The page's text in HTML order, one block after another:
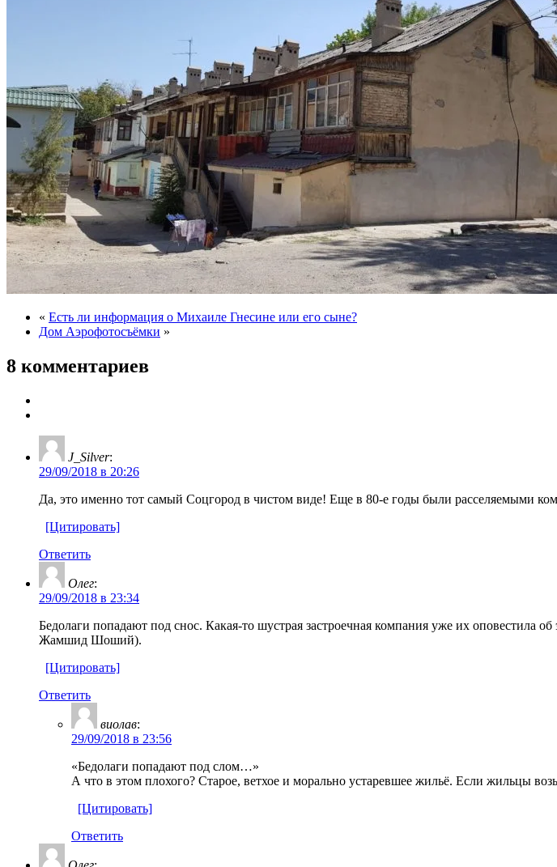
« Есть ли информация о Михаиле Гнесине или его сыне?
Дом Аэрофотосъёмки »
8 комментариев
J_Silver:
29/09/2018 в 20:26
Да, это именно тот самый Соцгород в чистом виде! Еще в 80-е годы были расселяемыми
[Цитировать]
Ответить
Олег:
29/09/2018 в 23:34
Бедолаги попадают под снос. Какая-то шустрая застроечная компания уже их оповестила
Жамшид Шоший).
[Цитировать]
Ответить
виолав:
29/09/2018 в 23:56
«Бедолаги попадают под слом…»
А что в этом плохого? Старое, ветхое и морально устаревшее жильё. Если жильцы
[Цитировать]
Ответить